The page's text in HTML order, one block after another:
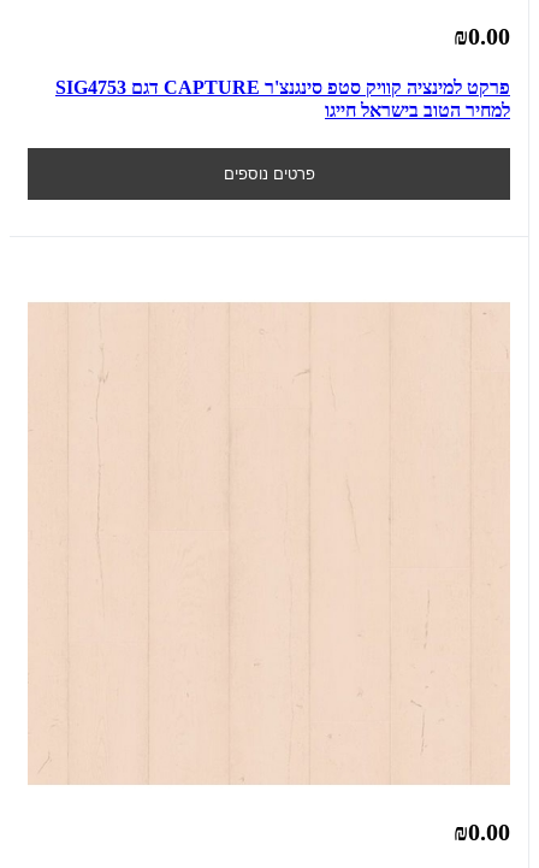
₪0.00
פרקט למינציה קוויק סטפ סינגנצ'ר CAPTURE דגם SIG4753
למחיר הטוב בישראל חייגו
פרטים נוספים
₪0.00